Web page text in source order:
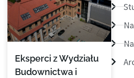
Eksperci z Wydziału
Budownictwa i